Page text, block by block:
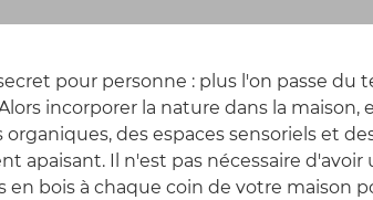
pour personne : plus l'on passe du
incorporer la nature dans la
organiques, des espaces sensoriels et
apaisant. Il n'est pas nécessaire d'avoir
en bois à chaque coin de votre maison